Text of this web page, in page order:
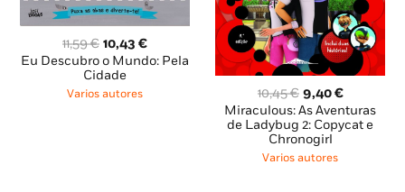
11,59€ O
preço
original
era:
10,43 €O
preço
Eu Descubro o Mundo: Pela
Cidade
Varios autores 10,45€ O
preço
original
era:
10,45 €.
9,40€O
preço
atual
Miraculous: As Aventuras
de Ladybug 2: Copycat e
Chronogirl
Varios autores